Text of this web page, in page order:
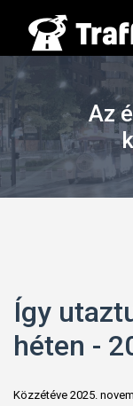
Az
Így
héten -
Közzétéve 2025.